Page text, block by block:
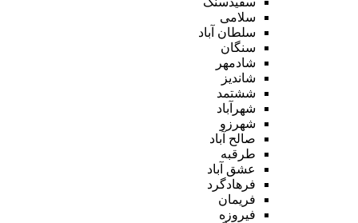
سلامی
سلطان آباد
سنگان
شادمهر
شاندیز
ششتمد
شهرآباد
شهرزو
صالح آباد
طرقبه
عشق آباد
فرهادگرد
فریمان
فیروزه